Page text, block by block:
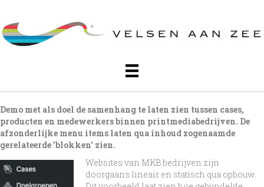
Demo met als doel de samenhang te laten zien tussen cases,
producten en medewerkers binnen printmediabedrijven. De
afzonderlijke menu items laten qua inhoud zogenaamde
gerelateerde 'blokken' zien.
Websites van MKB bedrijven zijn
doorgaans lineair en statisch qua opbouw.